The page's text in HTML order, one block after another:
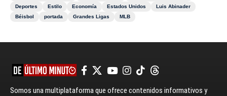
Deportes
Estilo Economía Estados Unidos
Luis Abinader
Béisbol
portada Grandes Ligas MLB
Somos una multiplataforma que ofrece contenidos informativos y